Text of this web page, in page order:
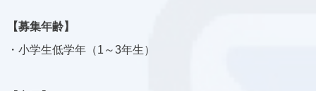
【募集年齢】
・小学生低学年（1～3年生）